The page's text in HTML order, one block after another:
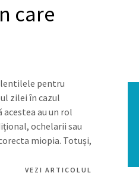
care
lentilele pentru
zilei în cazul
au un rol
ochelarii sau
miopia. Totuși,
VEZI ARTICOLUL